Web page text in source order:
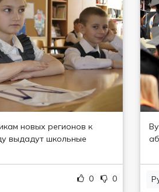
новых регионов к
выдадут школьные
0 0